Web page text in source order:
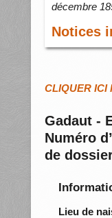
décembre
Notices
CLIQUER ICI
Gadaut -
Numéro
de
Lieu de